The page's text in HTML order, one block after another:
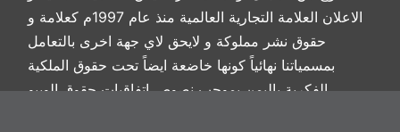
الاعلان العلامة التجارية العالمية منذ عام 1997م كعلامة و
حقوق نشر مملوكة و لايحق لاي جهة اخرى بالتعامل
بمسمياتنا نهائياً كونها خاضعة ايضاً تحت حقوق الملكية
الفكرية باليمن بموجب نصوص اتفاقيات حقوق الويبو